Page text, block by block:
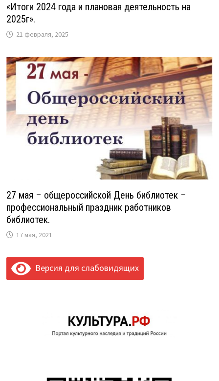
«Итоги 2024 года и плановая деятельность на
2025г».
21 февраля, 2025
27 мая – общероссийской День библиотек –
профессиональный праздник работников
библиотек.
17 мая, 2021
Версия для слабовидящих